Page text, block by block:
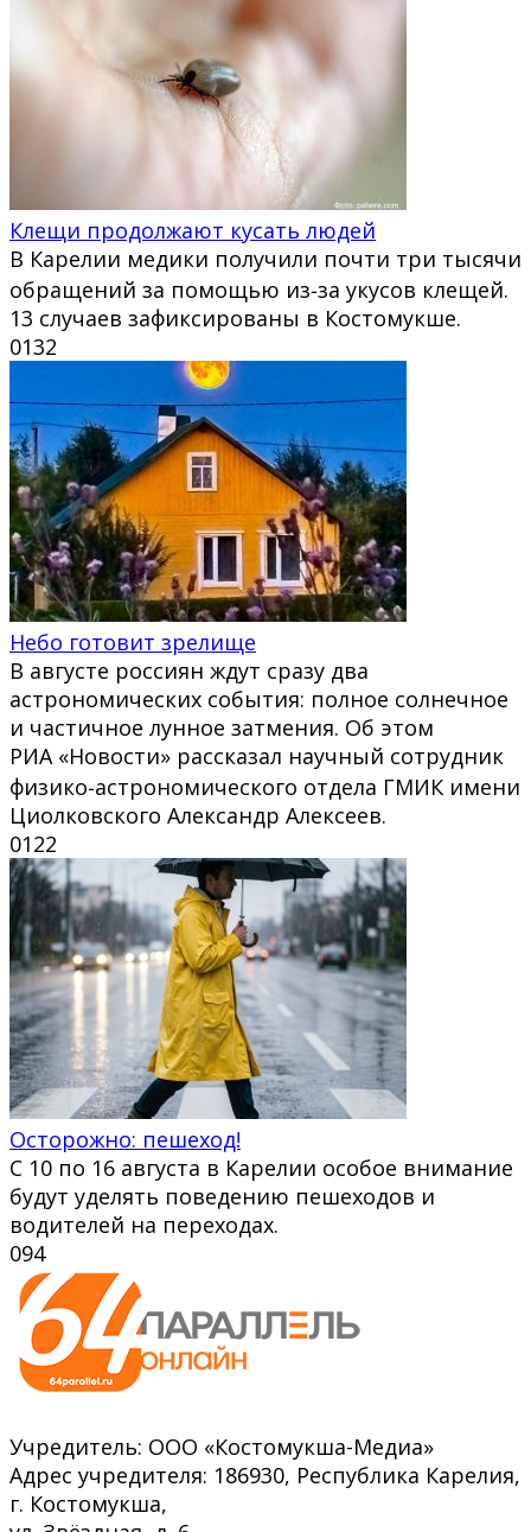
Клещи продолжают кусать людей
В Карелии медики получили почти три тысячи
обращений за помощью из‑за укусов клещей.
13 случаев зафиксированы в Костомукше.
0132
Небо готовит зрелище
В августе россиян ждут сразу два
астрономических события: полное солнечное
и частичное лунное затмения. Об этом
РИА «Новости» рассказал научный сотрудник
физико‑астрономического отдела ГМИК имени
Циолковского Александр Алексеев.
0122
Осторожно: пешеход!
С 10 по 16 августа в Карелии особое внимание
будут уделять поведению пешеходов и
водителей на переходах.
094
Учредитель: ООО «Костомукша-Медиа»
Адрес учредителя: 186930, Республика Карелия,
г. Костомукша,